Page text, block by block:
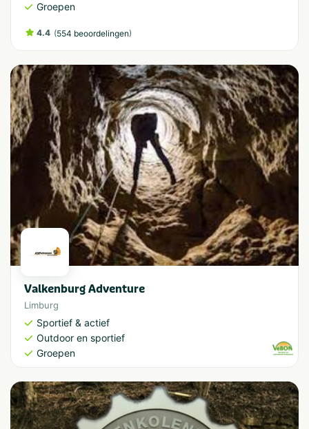
Groepen
4.4 (554 beoordelingen)
Valkenburg Adventure
Limburg
Sportief & actief
Outdoor en sportief
Groepen